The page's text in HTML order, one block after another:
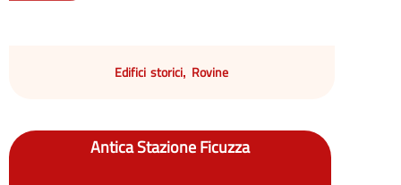
Edifici storici, Rovine
Antica Stazione Ficuzza